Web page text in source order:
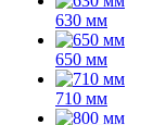
630 мм
650 мм
710 мм